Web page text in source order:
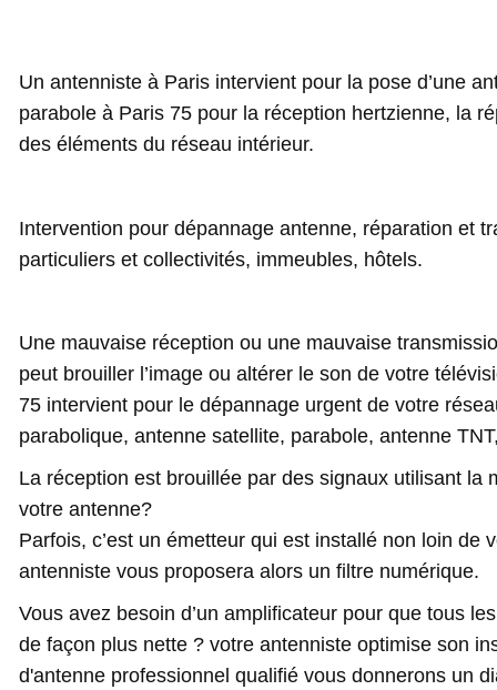
Un antenniste à Paris intervient pour la pose d’une
parabole à Paris 75 pour la réception hertzienne, la
des éléments du réseau intérieur.
Intervention pour dépannage antenne, réparation et
particuliers et collectivités, immeubles, hôtels.
Une mauvaise réception ou une mauvaise
peut brouiller l’image ou altérer le son de votre
75 intervient pour le dépannage urgent de votre
parabolique, antenne satellite, parabole, antenne
La réception est brouillée par des signaux utilisant la
votre antenne?
Parfois, c’est un émetteur qui est installé non loin de
antenniste vous proposera alors un filtre numérique.
Vous avez besoin d’un amplificateur pour que tous
de façon plus nette ? votre antenniste optimise son
d'antenne professionnel qualifié vous donnerons un